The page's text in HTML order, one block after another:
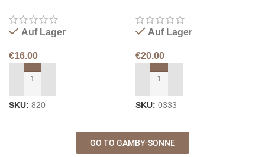
Auf Lager
€16.00
SKU: 820
Auf Lager
€20.00
SKU: 0333
GO TO GAMBY-SONNE